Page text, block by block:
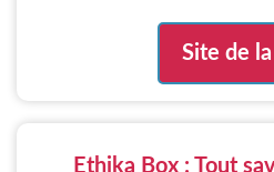
Site de
Ethika Box : Tout